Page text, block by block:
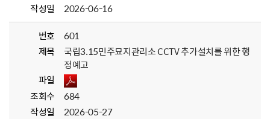
작성일
2026-06-16
번호
601
제목
국립3.15민주묘지관리소 CCTV 추가설치를 위한 행
정예고
파일
조회수
684
작성일
2026-05-27